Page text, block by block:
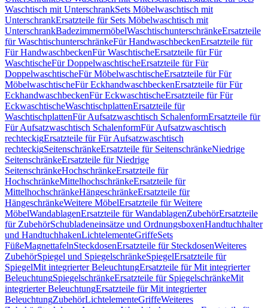
Waschtisch mit UnterschrankSets Möbelwaschtisch mit
UnterschrankErsatzteile für Sets Möbelwaschtisch mit
UnterschrankBadezimmermöbelWaschtischunterschränkeErsatzteile
für WaschtischunterschränkeFür HandwaschbeckenErsatzteile für
Für HandwaschbeckenFür WaschtischeErsatzteile für Für
WaschtischeFür DoppelwaschtischeErsatzteile für Für
DoppelwaschtischeFür MöbelwaschtischeErsatzteile für Für
MöbelwaschtischeFür EckhandwaschbeckenErsatzteile für Für
EckhandwaschbeckenFür EckwaschtischeErsatzteile für Für
EckwaschtischeWaschtischplattenErsatzteile für
WaschtischplattenFür Aufsatzwaschtisch SchalenformErsatzteile für
Für Aufsatzwaschtisch SchalenformFür Aufsatzwaschtisch
rechteckigErsatzteile für Für Aufsatzwaschtisch
rechteckigSeitenschränkeErsatzteile für SeitenschränkeNiedrige
SeitenschränkeErsatzteile für Niedrige
SeitenschränkeHochschränkeErsatzteile für
HochschränkeMittelhochschränkeErsatzteile für
MittelhochschränkeHängeschränkeErsatzteile für
HängeschränkeWeitere MöbelErsatzteile für Weitere
MöbelWandablagenErsatzteile für WandablagenZubehörErsatzteile
für ZubehörSchubladeneinsätze und OrdnungsboxenHandtuchhalter
und HandtuchhakenLichtelementeGriffeSets
FüßeMagnettafelnSteckdosenErsatzteile für SteckdosenWeiteres
ZubehörSpiegel und SpiegelschränkeSpiegelErsatzteile für
SpiegelMit integrierter BeleuchtungErsatzteile für Mit integrierter
BeleuchtungSpiegelschränkeErsatzteile für SpiegelschränkeMit
integrierter BeleuchtungErsatzteile für Mit integrierter
BeleuchtungZubehörLichtelementeGriffeWeiteres